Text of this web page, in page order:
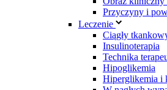
Przyczyny i
Leczenie
Ciągły
Insulinoterapia
Technika
Hipoglikemia
Hiperglikemia i